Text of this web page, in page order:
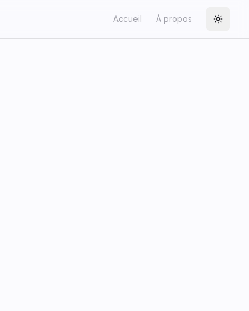
Accueil À propos Toggle